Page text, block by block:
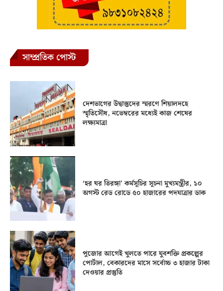
সাম্প্রতিক পোস্ট
দেশভাগের উদ্বাস্তুদের স্মরণে শিয়ালদহে
স্মৃতিসৌধ, নভেম্বরের মধ্যেই কাজ শেষের
লক্ষ্যমাত্রা
‘হর ঘর তিরঙ্গা’ কর্মসূচির সূচনা মুখ্যমন্ত্রীর, ১০
অগস্ট রেড রোডে ৫০ হাজারের পদযাত্রার ডাক
পুজোর আগেই খুলতে পারে যুবশক্তি প্রকল্পের
পোর্টাল, বেকারদের মাসে সর্বোচ্চ ৩ হাজার টাকা
দেওয়ার প্রস্তুতি